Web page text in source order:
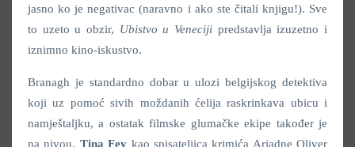
jasno ko je negativac (naravno i ako ste čitali knjigu!). Sve
to uzeto u obzir, Ubistvo u Veneciji predstavlja izuzetno i
iznimno kino-iskustvo.
Branagh je standardno dobar u ulozi belgijskog detektiva
koji uz pomoć sivih moždanih ćelija raskrinkava ubicu i
namještaljku, a ostatak filmske glumačke ekipe također je
na nivou. Tina Fey kao spisateljica krimića Ariadne Oliver